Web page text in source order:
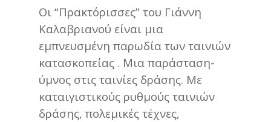
Οι “Πρακτόρισσες” του Γιάννη
Καλαβριανού είναι μια
εμπνευσμένη παρωδία των ταινιών
κατασκοπείας . Μια παράσταση-
ύμνος στις ταινίες δράσης. Με
καταιγιστικούς ρυθμούς ταινιών
δράσης, πολεμικές τέχνες,